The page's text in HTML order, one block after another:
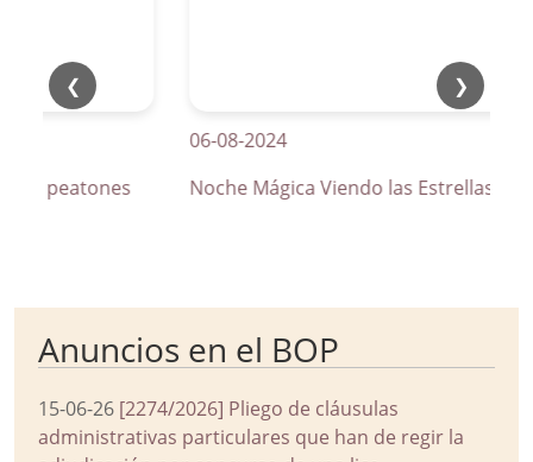
❮ ❯
de peatones
06-08-2024
Noche Mágica Viendo las Estrellas
Anuncios en el BOP
15-06-26 [2274/2026] Pliego de cláusulas
administrativas particulares que han de regir la